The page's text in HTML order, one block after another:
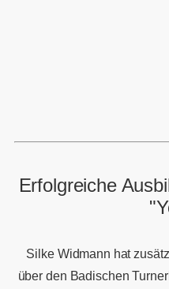
Erfolgreiche
Silke Widmann hat
über den Badischen